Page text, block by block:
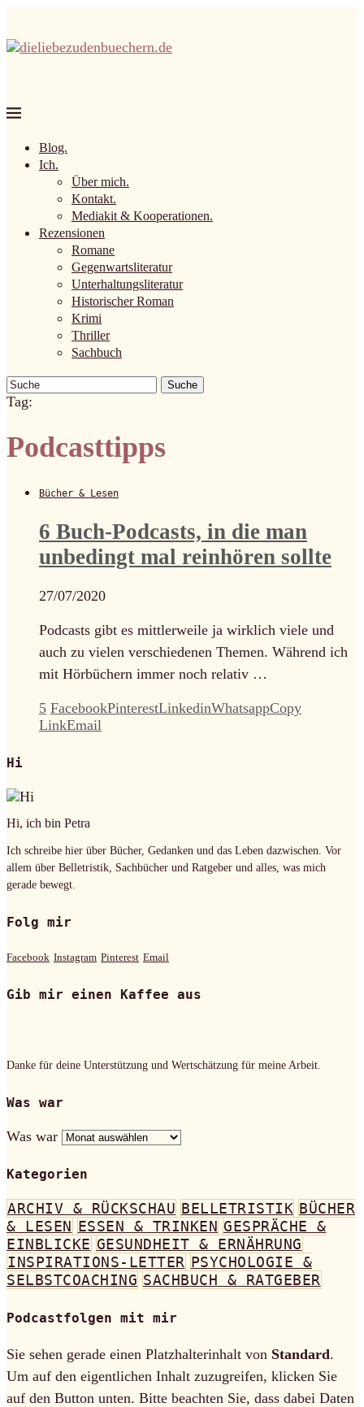
Blog.
Ich.
Über mich.
Kontakt.
Mediakit & Kooperationen.
Rezensionen
Romane
Gegenwartsliteratur
Unterhaltungsliteratur
Historischer Roman
Krimi
Thriller
Sachbuch
Suche
Tag:
Podcasttipps
Bücher & Lesen
6 Buch-Podcasts, in die man
unbedingt mal reinhören sollte
27/07/2020
Podcasts gibt es mittlerweile ja wirklich viele und
auch zu vielen verschiedenen Themen. Während ich
mit Hörbüchern immer noch relativ …
5 FacebookPinterestLinkedinWhatsappCopy
LinkEmail
Hi
Hi, ich bin Petra
Ich schreibe hier über Bücher, Gedanken und das Leben dazwischen. Vor
allem über Belletristik, Sachbücher und Ratgeber und alles, was mich
gerade bewegt.
Folg mir
Facebook Instagram Pinterest Email
Gib mir einen Kaffee aus
Danke für deine Unterstützung und Wertschätzung für meine Arbeit.
Was war
Was war
Kategorien
ARCHIV & RÜCKSCHAU BELLETRISTIK BÜCHER
& LESEN ESSEN & TRINKEN GESPRÄCHE &
EINBLICKE GESUNDHEIT & ERNÄHRUNG
INSPIRATIONS-LETTER PSYCHOLOGIE &
SELBSTCOACHING SACHBUCH & RATGEBER
Podcastfolgen mit mir
Sie sehen gerade einen Platzhalterinhalt von Standard.
Um auf den eigentlichen Inhalt zuzugreifen, klicken Sie
auf den Button unten. Bitte beachten Sie, dass dabei Daten